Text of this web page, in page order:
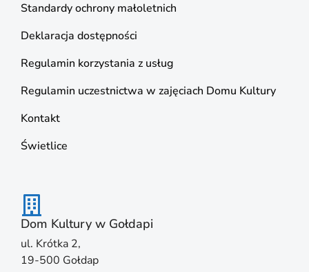
Standardy ochrony małoletnich
Deklaracja dostępności
Regulamin korzystania z usług
Regulamin uczestnictwa w zajęciach Domu Kultury
Kontakt
Świetlice
Dom Kultury w Gołdapi
ul. Krótka 2,
19-500 Gołdap